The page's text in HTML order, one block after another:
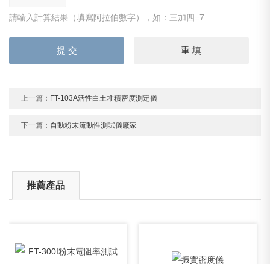
請輸入計算結果（填寫阿拉伯數字），如：三加四=7
上一篇： FT-103A活性白土堆積密度測定儀
下一篇： 自動粉末流動性測試儀廠家
推薦產品